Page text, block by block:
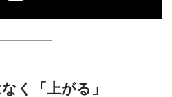
く「上がる」